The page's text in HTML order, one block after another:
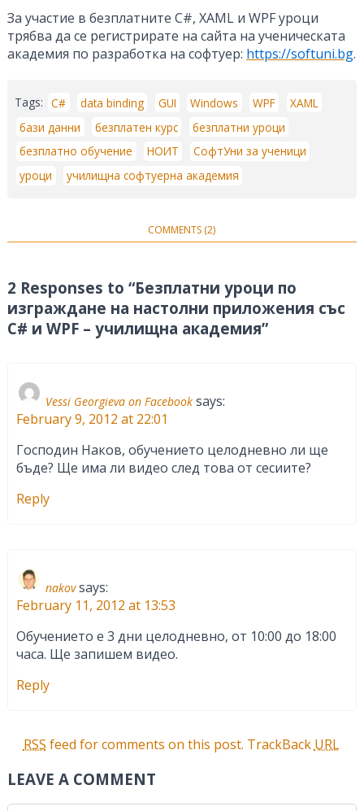
За участие в безплатните C#, XAML и WPF уроци
трябва да се регистрирате на сайта на ученическата
академия по разработка на софтуер: https://softuni.bg.
Tags: C# data binding GUI Windows WPF
XAML
бази данни
безплатен курс
безплатни уроци
безплатно обучение
НОИТ
СофтУни за ученици
уроци
училищна софтуерна академия
COMMENTS (2)
2 Responses to “Безплатни уроци по
изграждане на настолни приложения със
C# и WPF – училищна академия”
Vessi Georgieva on Facebook says:
February 9, 2012 at 22:01
Господин Наков, обучението целодневно ли ще
бъде? Ще има ли видео след това от сесиите?
Reply
nakov says:
February 11, 2012 at 13:53
Обучението е 3 дни целодневно, от 10:00 до 18:00
часа. Ще запишем видео.
Reply
RSS feed for comments on this post. TrackBack URL
LEAVE A COMMENT